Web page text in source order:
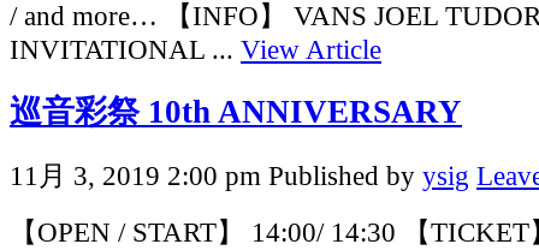
/ and more… 【INFO】 VANS JOEL
INVITATIONAL ... View Article
巡音彩祭 10th ANNIVERSARY
11月 3, 2019 2:00 pm Published by ysig
【OPEN / START】 14:00/ 14:30 【